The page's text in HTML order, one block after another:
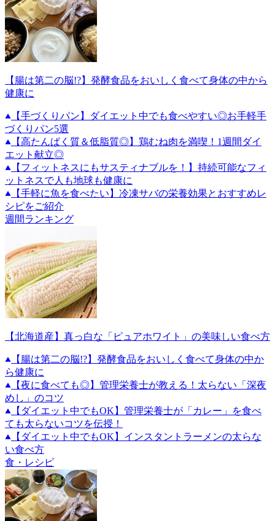
【腸は第二の脳!?】発酵食品をおいしく食べて身体の中から
健康に
【手づくりパン】ダイエット中でも食べやすい◎お手軽手
づくりパン5選
【高たんぱく質＆低脂質◎】鶏むね肉を満喫！1週間ダイ
エット献立◎
【フィットネスにもサスティナブルを！】持続可能なフィ
ットネスで人も地球も健康に
【手軽に魚を食べたい】冷凍サバの栄養効果とおすすめレ
シピをご紹介
週間ランキング
【北海道産】真っ白な「ピュアホワイト」の美味しい食べ方
【腸は第二の脳!?】発酵食品をおいしく食べて身体の中か
ら健康に
【夜に食べても◎】管理栄養士が教える！太らない「深夜
めし」のコツ
【ダイエット中でもOK】管理栄養士が「カレー」を食べ
ても太らないコツを伝授！
【ダイエット中でもOK】インスタントラーメンの太らな
い食べ方
食・レシピ